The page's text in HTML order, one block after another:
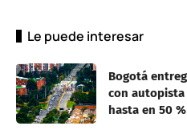
Le puede interesar
Bogotá
con
hasta en 50